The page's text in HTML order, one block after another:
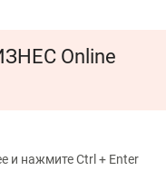
Online
и нажмите Ctrl + Enter